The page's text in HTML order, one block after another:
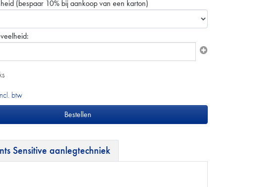
(bespaar 10% bij aankoop van een karton)
btw
Sensitive aanlegtechniek